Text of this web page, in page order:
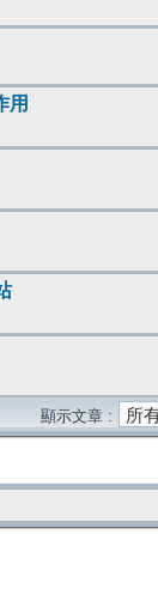
用
顯示文章 :